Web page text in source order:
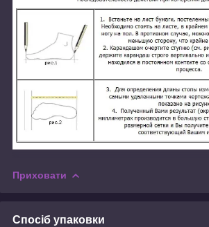
Приховати
Спосіб упаковки